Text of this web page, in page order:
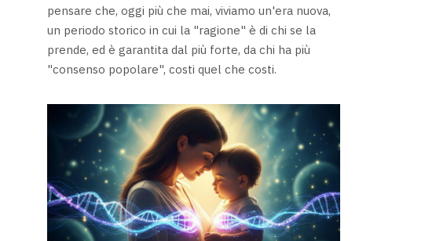
pensare che, oggi più che mai, viviamo un'era nuova,
un periodo storico in cui la "ragione" è di chi se la
prende, ed è garantita dal più forte, da chi ha più
"consenso popolare", costi quel che costi.